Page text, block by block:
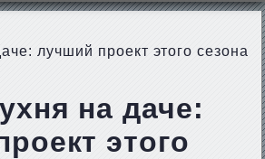
лучший проект этого сезона
на даче:
этого